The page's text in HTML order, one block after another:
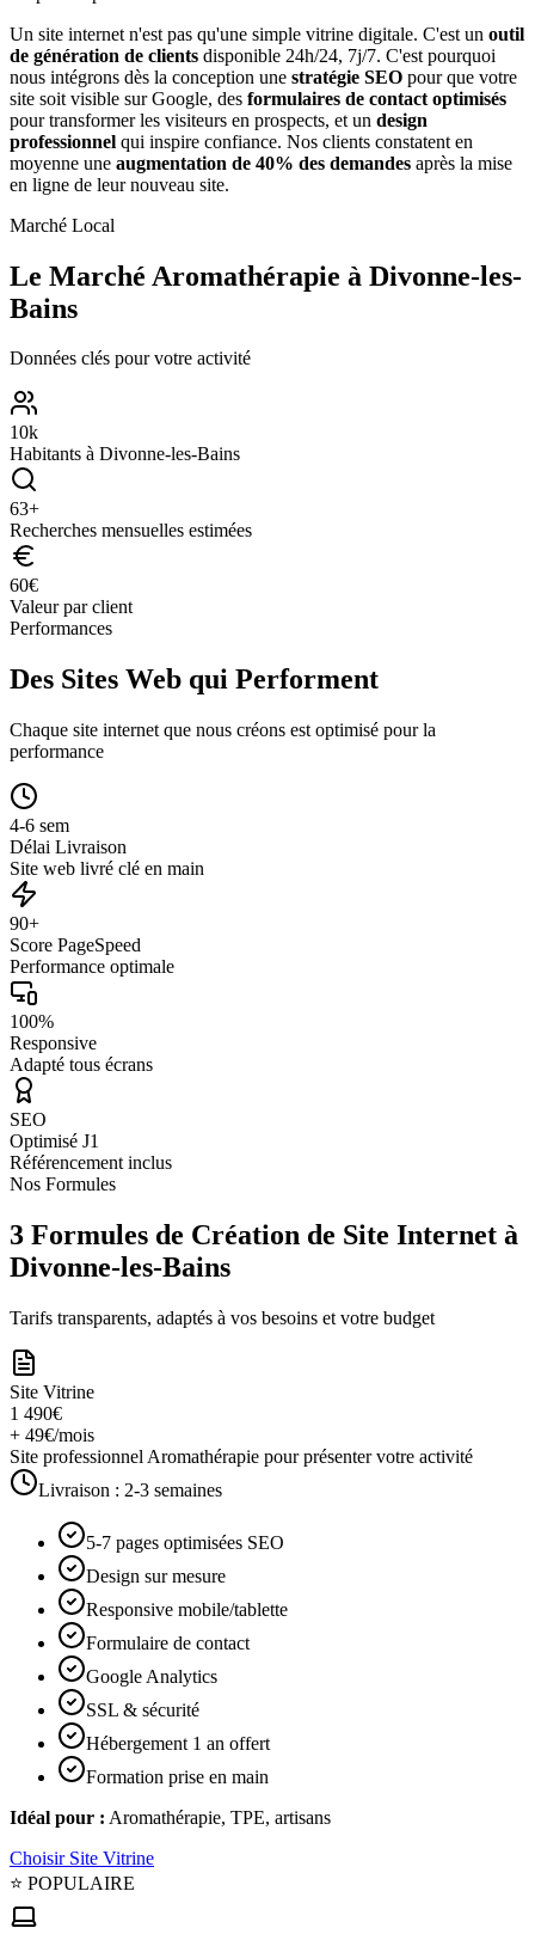
Un site internet n'est pas qu'une simple vitrine digitale. C'est un outil
de génération de clients disponible 24h/24, 7j/7. C'est pourquoi
nous intégrons dès la conception une stratégie SEO pour que votre
site soit visible sur Google, des formulaires de contact optimisés
pour transformer les visiteurs en prospects, et un design
professionnel qui inspire confiance. Nos clients constatent en
moyenne une augmentation de 40% des demandes après la mise
en ligne de leur nouveau site.
Marché Local
Le Marché Aromathérapie à Divonne-les-
Bains
Données clés pour votre activité
10k
Habitants à Divonne-les-Bains
63+
Recherches mensuelles estimées
60€
Valeur par client
Performances
Des Sites Web qui Performent
Chaque site internet que nous créons est optimisé pour la
performance
4-6 sem
Délai Livraison
Site web livré clé en main
90+
Score PageSpeed
Performance optimale
100%
Responsive
Adapté tous écrans
SEO
Optimisé J1
Référencement inclus
Nos Formules
3 Formules de Création de Site Internet à
Divonne-les-Bains
Tarifs transparents, adaptés à vos besoins et votre budget
Site Vitrine
1 490€
+ 49€/mois
Site professionnel Aromathérapie pour présenter votre activité
Livraison : 2-3 semaines
5-7 pages optimisées SEO
Design sur mesure
Responsive mobile/tablette
Formulaire de contact
Google Analytics
SSL & sécurité
Hébergement 1 an offert
Formation prise en main
Idéal pour : Aromathérapie, TPE, artisans
Choisir Site Vitrine
⭐ POPULAIRE